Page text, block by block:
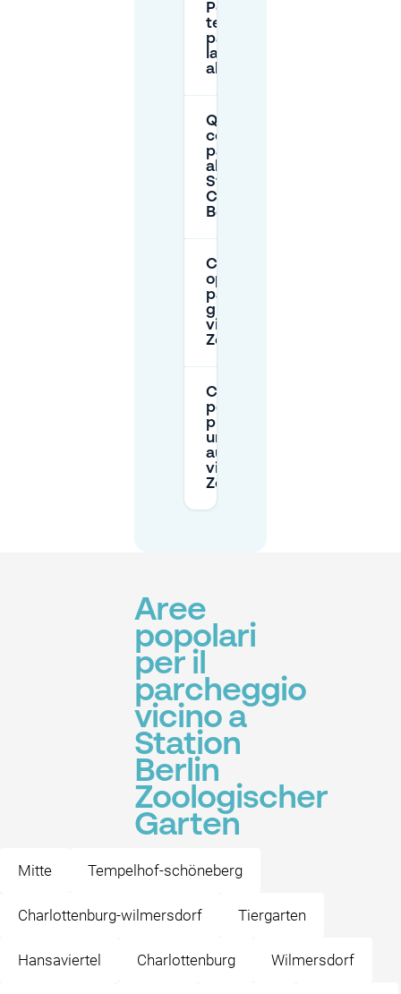
Per quanto
tempo puoi
parcheggiare
la tua auto
alla stazione?
Quanto
costa il
parcheggio
alla
Stazione
Centrale di
Berlino?
Ci sono
opzioni di
parcheggio
gratuito
vicino allo
Zoo?
Come
posso
prenotare
un posto
auto
vicino allo
Zoo?
Aree
popolari
per il
parcheggio
vicino a
Station
Berlin
Zoologischer
Garten
Mitte Tempelhof-schöneberg
Charlottenburg-wilmersdorf Tiergarten
Hansaviertel Charlottenburg Wilmersdorf